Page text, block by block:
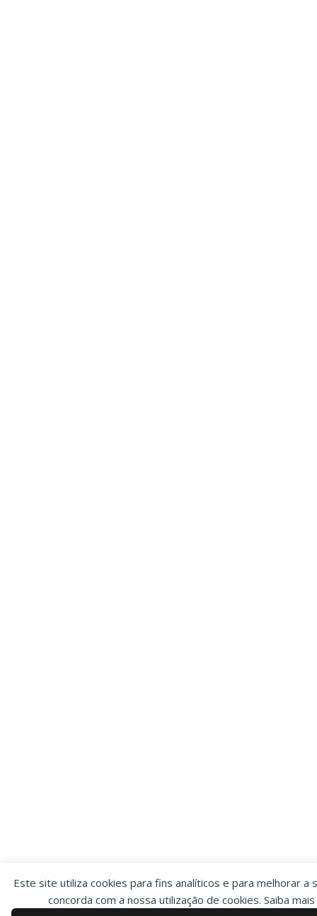
Este site utiliza cookies para fins analíticos e para melhorar a
concorda com a nossa utilização de cookies. Saiba